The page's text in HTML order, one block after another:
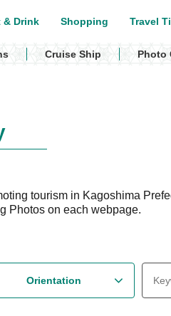
& Drink Shopping Travel
Cruise Ship Photo
tourism in Kagoshima
Photos on each webpage.
Orientation